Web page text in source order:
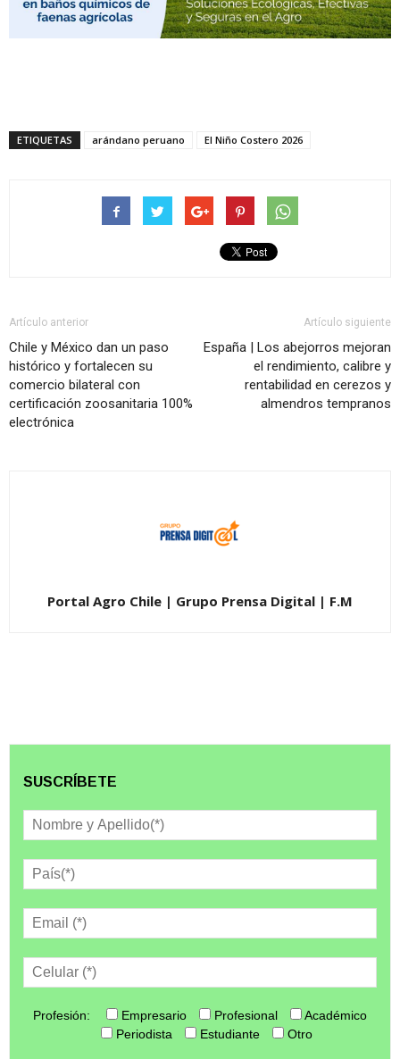
ETIQUETAS arándano peruano El Niño Costero 2026
Artículo anterior
Chile y México dan un paso
histórico y fortalecen su
comercio bilateral con
certificación zoosanitaria 100%
electrónica
Artículo siguiente
España | Los abejorros mejoran
el rendimiento, calibre y
rentabilidad en cerezos y
almendros tempranos
Portal Agro Chile | Grupo Prensa Digital | F.M
SUSCRÍBETE
Profesión: Empresario Profesional
Académico
Periodista
Estudiante Otro